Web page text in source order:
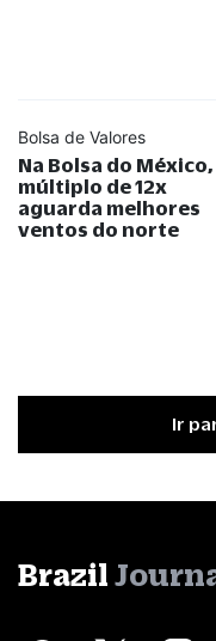
Bolsa de Valores
Na Bolsa do
múltiplo de 12x
aguarda melhores
ventos do norte
Ir
Brazil